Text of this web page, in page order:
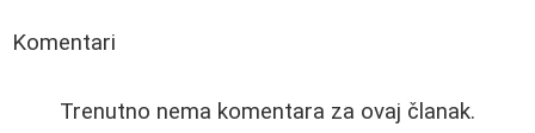
Komentari
Trenutno nema komentara za ovaj članak.